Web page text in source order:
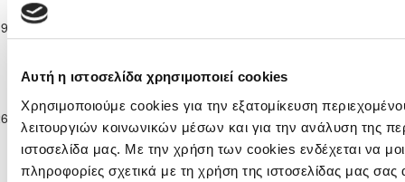
Αυτή η ιστοσελίδα χρησιμοποιεί cookies
Χρησιμοποιούμε cookies για την εξατομίκευση
λειτουργιών κοινωνικών μέσων και για την ανάλυση της
ιστοσελίδα μας. Με την χρήση των cookies ενδέχεται να
πληροφορίες σχετικά με τη χρήση της ιστοσελίδας μας
11-2022
ΝΑΠΑΣ
ΛΕΥΚΩΣΙΑΣ
11-2022
Ανώτατη &
Επίλεκτη
Κατηγορία
Παίδων Κ-17
2022/23
ΚΑΡΜΙΩΤΙΣΣΑ
ΠΟΛΕΜΙΔΙΩΝ
1 ΑΟΑΝ ΑΓΙΑΣ
ΝΑΠΑΣ
Ανώτατη &